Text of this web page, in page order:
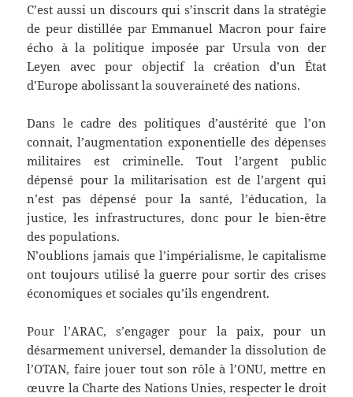
C’est aussi un discours qui s’inscrit dans la stratégie
de peur distillée par Emmanuel Macron pour faire
écho à la politique imposée par Ursula von der
Leyen avec pour objectif la création d’un État
d’Europe abolissant la souveraineté des nations.
Dans le cadre des politiques d’austérité que l’on
connait, l’augmentation exponentielle des dépenses
militaires est criminelle. Tout l’argent public
dépensé pour la militarisation est de l’argent qui
n’est pas dépensé pour la santé, l’éducation, la
justice, les infrastructures, donc pour le bien-être
des populations.
N’oublions jamais que l’impérialisme, le capitalisme
ont toujours utilisé la guerre pour sortir des crises
économiques et sociales qu’ils engendrent.
Pour l’ARAC, s’engager pour la paix, pour un
désarmement universel, demander la dissolution de
l’OTAN, faire jouer tout son rôle à l’ONU, mettre en
œuvre la Charte des Nations Unies, respecter le droit